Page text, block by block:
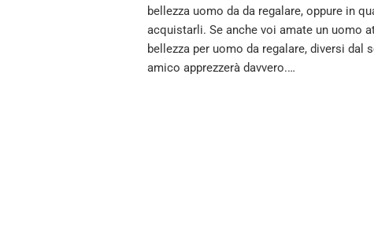
bellezza uomo da da regalare, oppure in
acquistarli. Se anche voi amate un uomo
bellezza per uomo da regalare, diversi
amico apprezzerà davvero.…